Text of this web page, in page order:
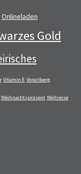
Onlineladen
Gold
Vitamin E Vorarlberg
Weihnachtspräsent Weltreise